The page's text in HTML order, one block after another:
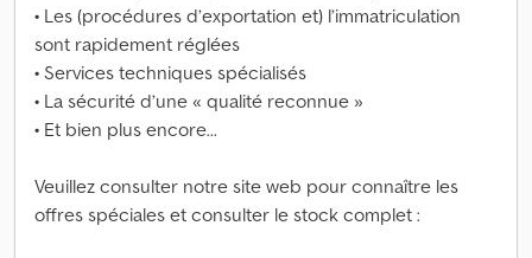
• Les (procédures d’exportation et) l’immatriculation
sont rapidement réglées
• Services techniques spécialisés
• La sécurité d’une « qualité reconnue »
• Et bien plus encore...
Veuillez consulter notre site web pour connaître les
offres spéciales et consulter le stock complet :